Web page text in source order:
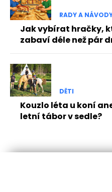
RADY A
Jak vybírat hračky,
zabaví déle než pár
DĚTI
Kouzlo léta u koní
letní tábor v sedle?